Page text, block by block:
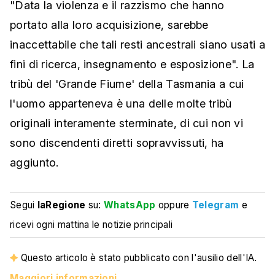
"Data la violenza e il razzismo che hanno
portato alla loro acquisizione, sarebbe
inaccettabile che tali resti ancestrali siano usati a
fini di ricerca, insegnamento e esposizione". La
tribù del 'Grande Fiume' della Tasmania a cui
l'uomo apparteneva è una delle molte tribù
originali interamente sterminate, di cui non vi
sono discendenti diretti sopravvissuti, ha
aggiunto.
Segui laRegione su:WhatsApp oppure Telegram e
ricevi ogni mattina le notizie principali
Questo articolo è stato pubblicato con l'ausilio dell'IA.